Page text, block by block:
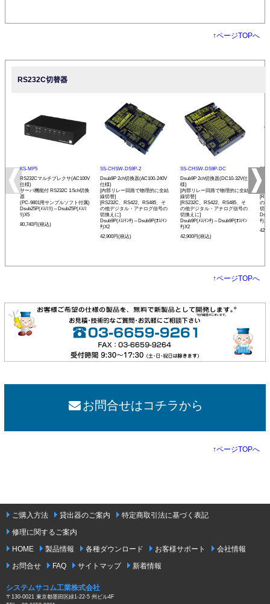
↑ページTOPへ
RS232C切替器
KS-MP5
RS232Cマルチプレクサ(AC100V
仕様)
サーバ機能付 RS232C 1:5ch切換
器
(PC-9801用サンプルソフト付属)
Dsub25P(ﾒｽ/ﾐﾘ)⇔Dsub25P(ﾒｽ/ﾐ
ﾘ)X5
80,740円(税込)
SS-CHSW-DS9P-2
Dsub9P 2ch切換器(AC100-240V
仕様)
[内部リレー回路で物理的に全結
線切替]
[RS232C、RS422、RS485、そ
の他デジタル・アナログ信号の
切換えに]
Dsub9P(ﾒｽ/ｲﾝﾁ)⇔Dsub9P(ｵｽ/ｲﾝ
ﾁ)X2
42,900円(税込)
SS-CHSW-DS9P-DC
Dsub9P 2ch切換器(DC10-32V仕
様)
[内部リレー回路で物理的に全結
線切替]
[RS232C、RS422、RS485、そ
の他デジタル・アナログ信号の
切換えに]
Dsub9P(ﾒｽ/ｲﾝﾁ)⇔Dsub9P(ｵｽ/ｲﾝ
ﾁ)X2
42,900円(税込)
SS-
[内
の
切
ﾁ)X2
↑ページTOPへ
お問合せはコチラから
↑ページTOPへ
ご購入方法 貸出器のご案内
特定商取引法に基づく表記
修理に関するご案内
HOME
製品情報 各種ダウンロード お客様サポート
会社情報
お問合せ
FAQ サイトマップ 新着情報
システムサコム工業株式会社
〒130-0021 東京都墨田区緑1-22-5 州ビル4F